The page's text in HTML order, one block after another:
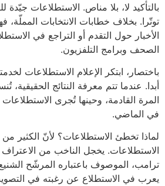
بالتأكيد لا، بلا مناص. الاستطلاعات جيّدة
توتّرا. بخلاف خطابات الانتخابات المملّة،
الأخبار حول التقدم أو التراجع في
الصحف وبرامج التلفزيون.
باختصار، ابتكر الإعلام الاستطلاعات
أبدا. عندما تتم معرفة النتائج
المرة القادمة، وحينها تُجرى
في الماضي.
لماذا تخطئ الاستطلاعات؟ لأنّ الكثير من
الاستطلاعات. يخجل الناخب من
ترامب، الموصوف باعتباره المرشّح
يعرب في الاستطلاع عن رغبته في